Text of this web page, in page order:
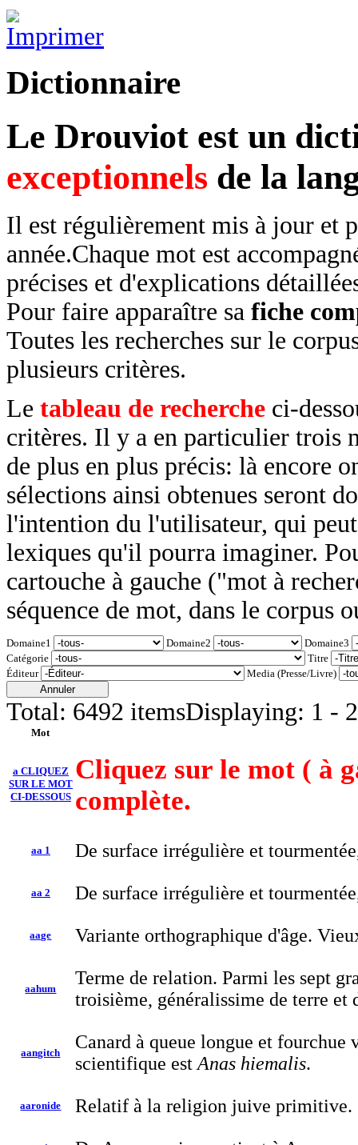
Dictionnaire
Le Drouviot est un
exceptionnels de la
Il est régulièrement mis à jour et
année.Chaque mot est
précises et d'explications
Pour faire apparaître sa fiche
Toutes les recherches sur le
plusieurs critères.
Le tableau de recherche ci-
critères. Il y a en particulier trois
de plus en plus précis: là encore
sélections ainsi obtenues seront
l'intention du l'utilisateur, qui
lexiques qu'il pourra imaginer.
cartouche à gauche ("mot à
séquence de mot, dans le corpus
Domaine1 Domaine2
Domaine3
Catégorie
Titre
Éditeur
Media (Presse/Livre)
Annuler
Total: 6492 itemsDisplaying: 1 -
Mot
a CLIQUEZ
SUR LE MOT
CI-DESSOUS
Cliquez sur le mot ( à
complète.
aa 1 De surface irrégulière et
aa 2 De surface irrégulière et
aage Variante orthographique d'âge.
aahum
Terme de relation. Parmi les sept
troisième, généralissime de terre et
aangitch
Canard à queue longue et
scientifique estAnas hiemalis.
aaronide Relatif à la religion juive primitive.